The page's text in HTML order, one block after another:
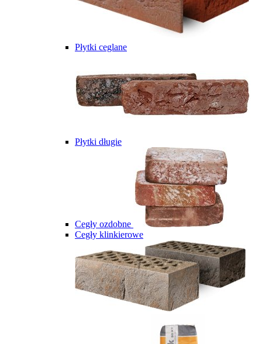
Płytki ceglane
Płytki długie
Cegły ozdobne
Cegły klinkierowe